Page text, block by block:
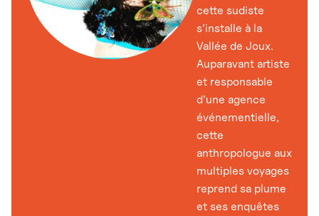
cette sudiste
s’installe à la
Vallée de Joux.
Auparavant artiste
et responsable
d’une agence
événementielle,
cette
anthropologue aux
multiples voyages
reprend sa plume
et ses enquêtes